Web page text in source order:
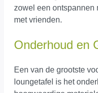
zowel een ontspannen
met vrienden.
Onderhoud en
Een van de grootste
loungetafel is het